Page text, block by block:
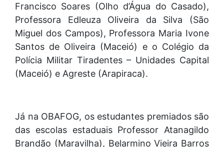
Francisco Soares (Olho d’Água do Casado),
Professora Edleuza Oliveira da Silva (São
Miguel dos Campos), Professora Maria Ivone
Santos de Oliveira (Maceió) e o Colégio da
Polícia Militar Tiradentes – Unidades Capital
(Maceió) e Agreste (Arapiraca).
Já na OBAFOG, os estudantes premiados são
das escolas estaduais Professor Atanagildo
Brandão (Maravilha), Belarmino Vieira Barros